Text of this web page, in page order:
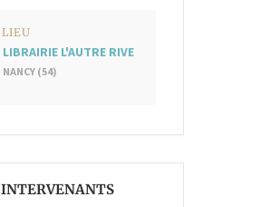
LIEU
LIBRAIRIE L'AUTRE RIVE
NANCY (54)
INTERVENANTS